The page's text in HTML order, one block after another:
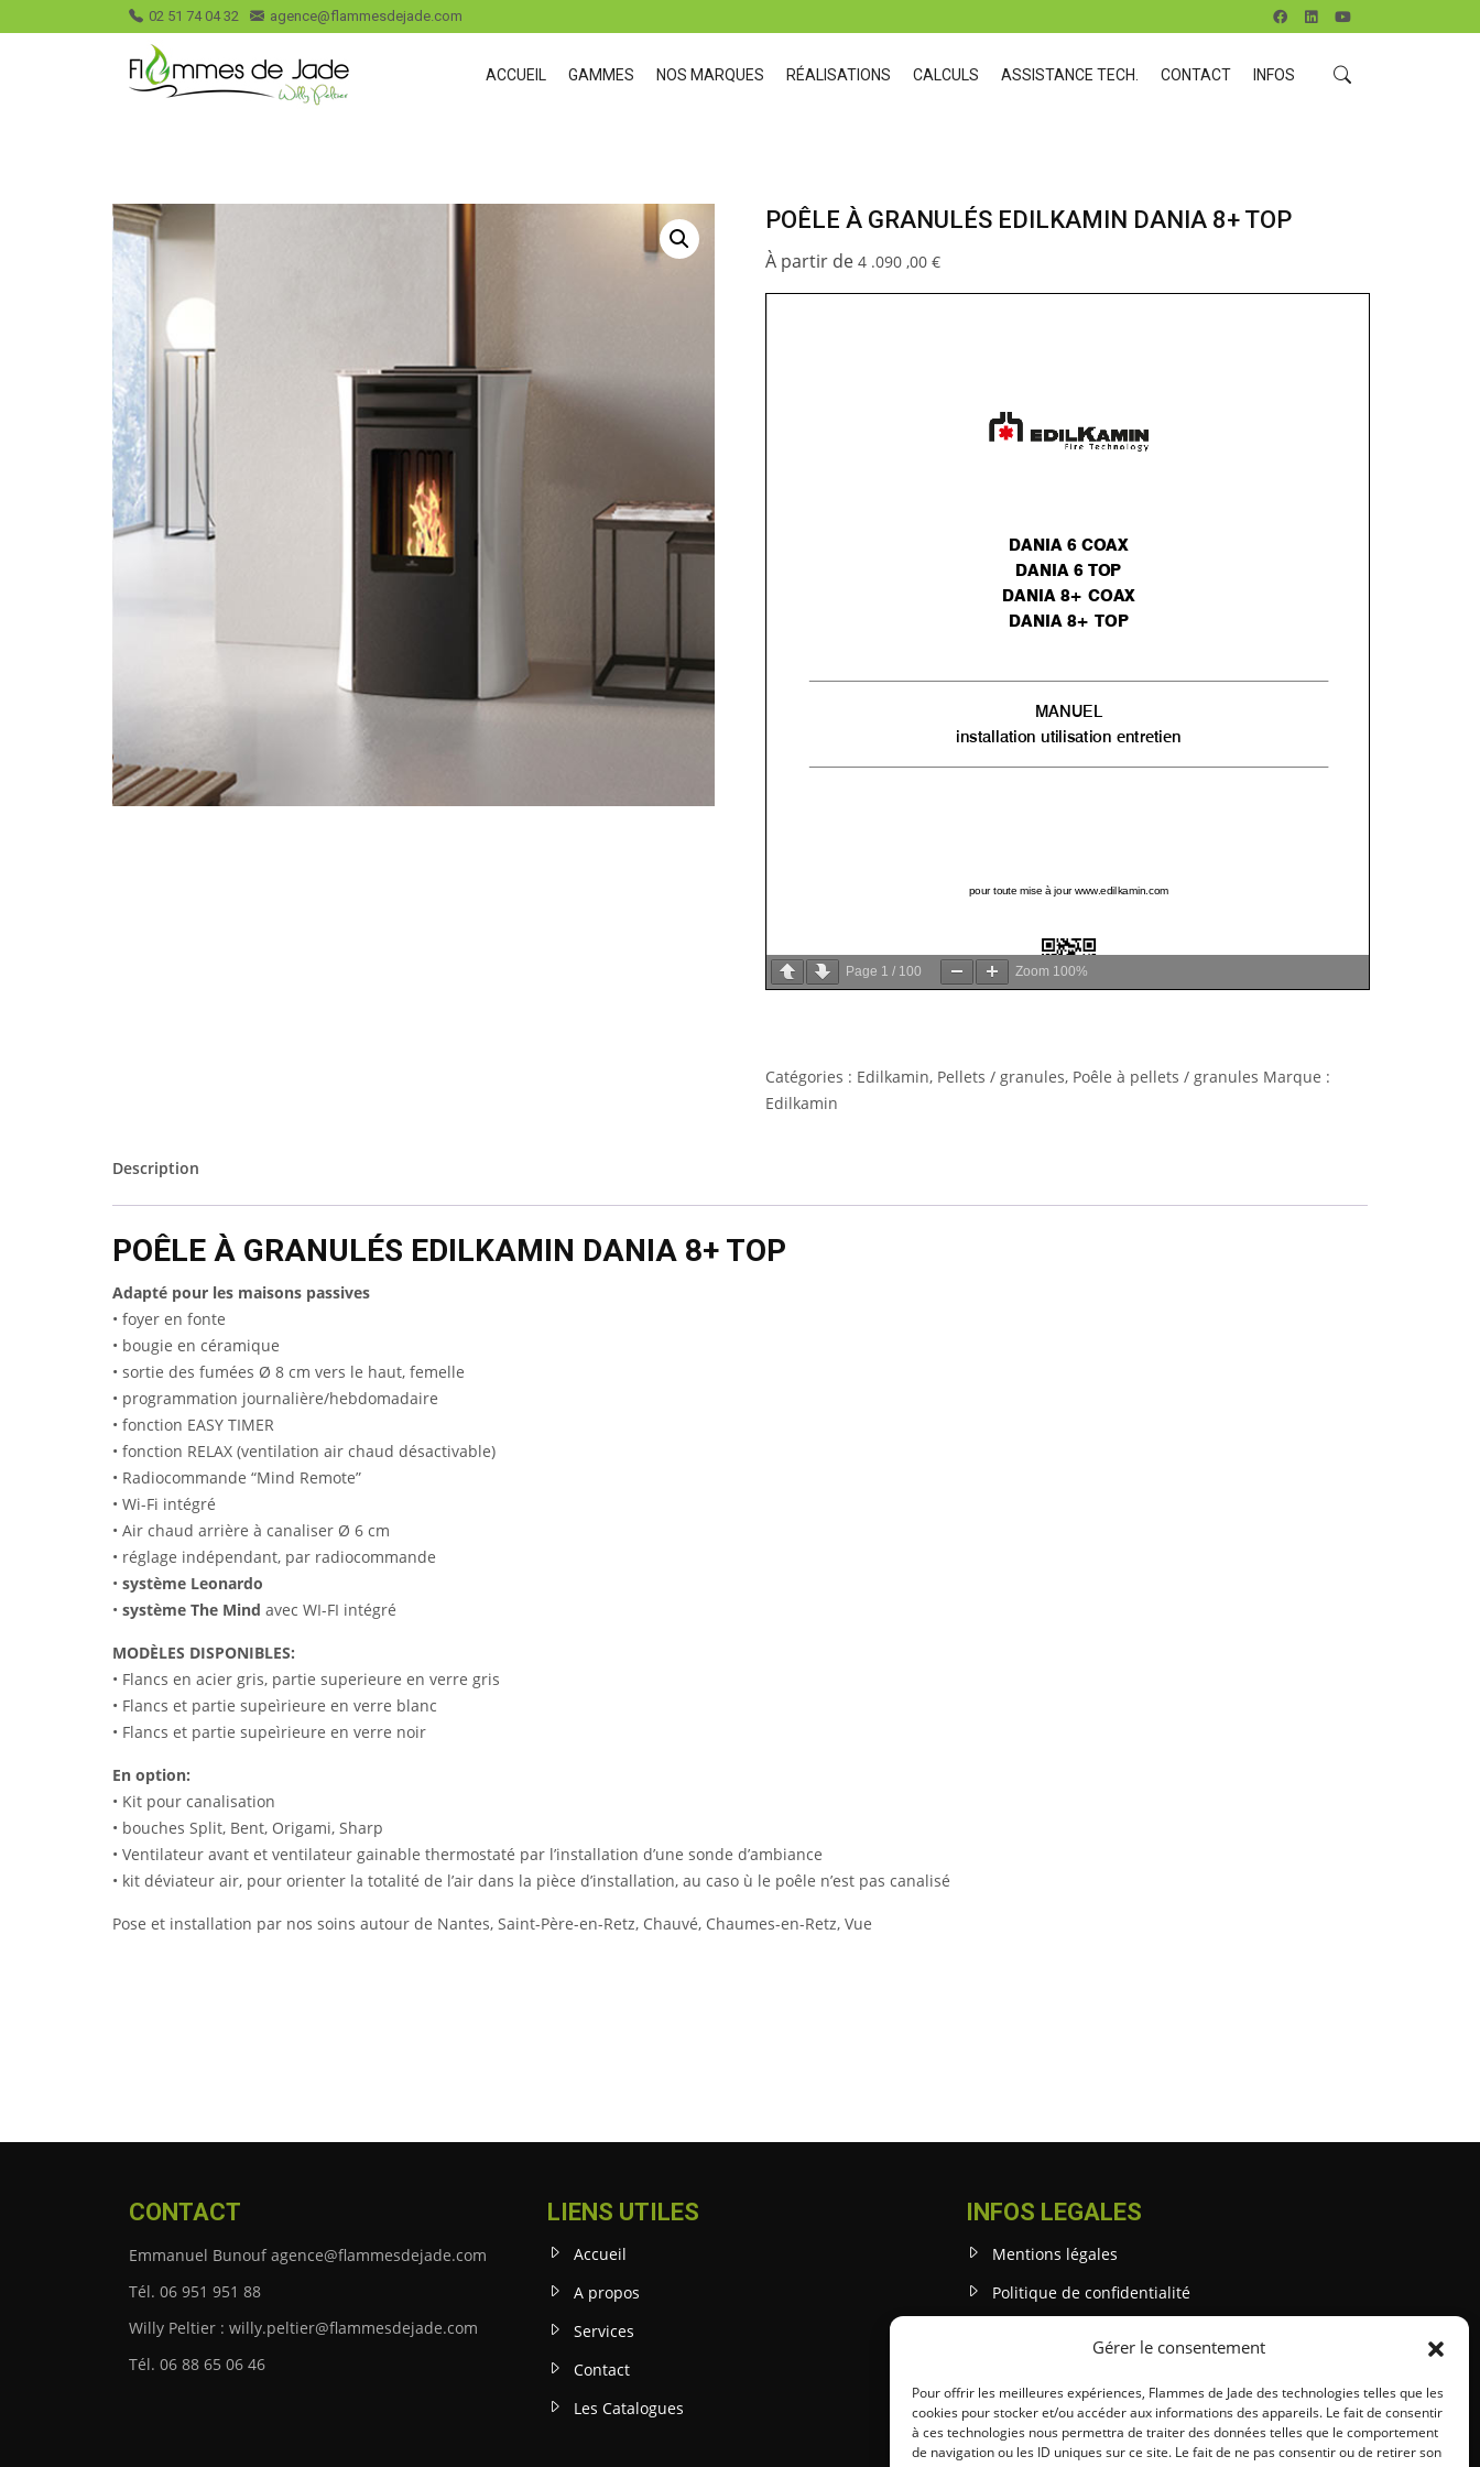
Gérer le consentement
Pour offrir les meilleures expériences, Flammes de Jade des technologies telles que les
cookies pour stocker et/ou accéder aux informations des appareils. Le fait de consentir
à ces technologies nous permettra de traiter des données telles que le comportement
de navigation ou les ID uniques sur ce site. Le fait de ne pas consentir ou de retirer son
02 51 74 04 32 agence@flammesdejade.com
ACCUEIL GAMMES NOS MARQUES RÉALISATIONS CALCULS ASSISTANCE TECH. CONTACT INFOS
POÊLE À GRANULÉS EDILKAMIN DANIA 8+ TOP
4 .090 ,00 €
Page 1 / 100 Zoom 100%
Catégories : Edilkamin, Pellets / granules, Poêle à pellets / granules Marque :
Edilkamin
Description
POÊLE À GRANULÉS EDILKAMIN DANIA 8+ TOP
Adapté pour les maisons passives
• foyer en fonte
• bougie en céramique
• sortie des fumées Ø 8 cm vers le haut, femelle
• programmation journalière/hebdomadaire
• fonction EASY TIMER
• fonction RELAX (ventilation air chaud désactivable)
• Radiocommande “Mind Remote”
• Wi-Fi intégré
• Air chaud arrière à canaliser Ø 6 cm
• réglage indépendant, par radiocommande
• système Leonardo
• système The Mind avec WI-FI intégré
MODÈLES DISPONIBLES:
• Flancs en acier gris, partie superieure en verre gris
• Flancs et partie supeìrieure en verre blanc
• Flancs et partie supeìrieure en verre noir
En option:
• Kit pour canalisation
• bouches Split, Bent, Origami, Sharp
• Ventilateur avant et ventilateur gainable thermostaté par l’installation d’une sonde d’ambiance
• kit déviateur air, pour orienter la totalité de l’air dans la pièce d’installation, au caso ù le poêle n’est pas canalisé
Pose et installation par nos soins autour de Nantes, Saint-Père-en-Retz, Chauvé, Chaumes-en-Retz, Vue
CONTACT
Emmanuel Bunouf agence@flammesdejade.com
Tél. 06 951 951 88
Willy Peltier : willy.peltier@flammesdejade.com
Tél. 06 88 65 06 46
LIENS UTILES
Accueil
A propos
Services
Contact
Les Catalogues
INFOS LEGALES
Mentions légales
Politique de confidentialité